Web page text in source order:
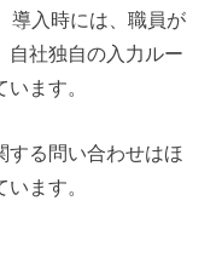
導入時には、職員が
自社独自の入力ルー
ます。
する問い合わせはほ
ます。